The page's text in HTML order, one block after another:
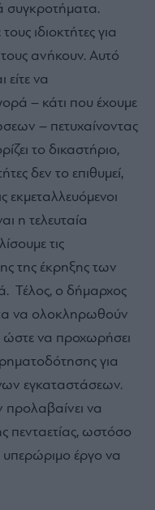
συγκροτήματα.
ιδιοκτήτες για
ανήκουν. Αυτό
είτε να
– κάτι που έχουμε
– πετυχαίνοντας
το δικαστήριο,
δεν το επιθυμεί,
η τελευταία
τις
της έκρηξης των
Τέλος, ο δήμαρχος
να ολοκληρωθούν
ώστε να προχωρήσει
για
εγκαταστάσεων.
προλαβαίνει να
πενταετίας, ωστόσο
υπερώριμο έργο να